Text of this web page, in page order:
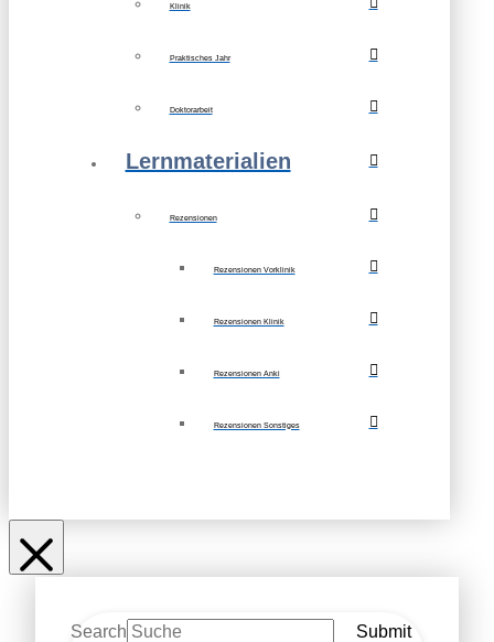
Klinik
Praktisches Jahr
Doktorarbeit
Lernmaterialien
Rezensionen
Rezensionen Vorklinik
Rezensionen Klinik
Rezensionen Anki
Rezensionen Sonstiges
Search Submit